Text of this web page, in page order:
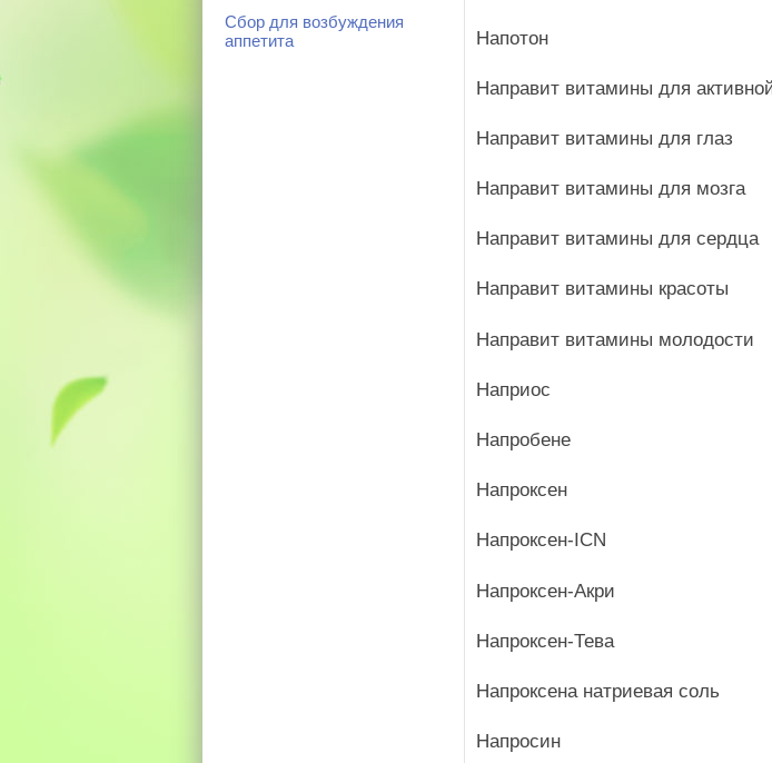
Сбор для возбуждения
аппетита
Напотон
Направит витамины для
Направит витамины для глаз
Направит витамины для мозга
Направит витамины для сердца
Направит витамины красоты
Направит витамины молодости
Наприос
Напробене
Напроксен
Напроксен-ICN
Напроксен-Акри
Напроксен-Тева
Напроксена натриевая соль
Напросин